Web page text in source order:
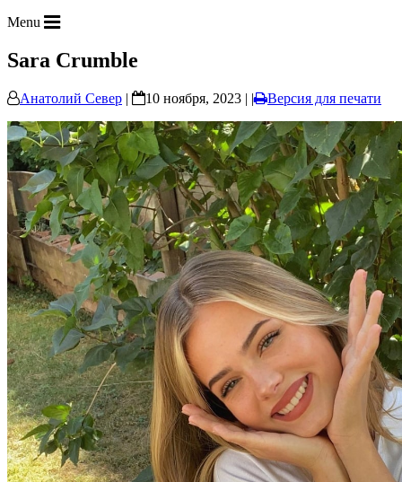
Menu
Sara Crumble
Анатолий Север | 10 ноября, 2023 | | Версия для печати